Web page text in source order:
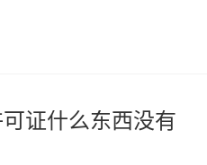
证什么东西没有